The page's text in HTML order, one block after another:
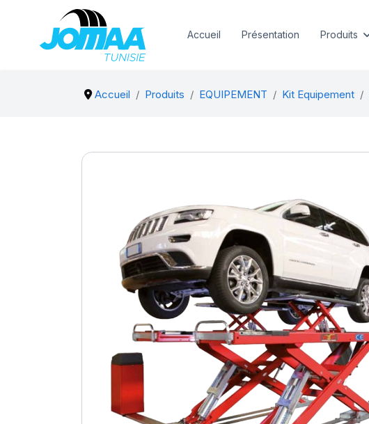
Accueil Présentation Produits
Accueil Produits EQUIPEMENT Kit Equipement